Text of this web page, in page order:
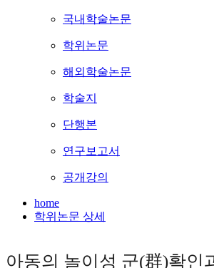
국내학술논문
학위논문
해외학술논문
학술지
단행본
연구보고서
공개강의
home
학위논문 상세
아동의 놀이성 군(群)확인